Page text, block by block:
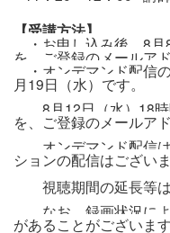
【受講方法】
・お申し込み後、8月
を、ご登録のメールア
・オンデマンド配信
月19日（水）です。
8月12日（水）18時
を、ご登録のメールア
オンデマンド配信は
ションの配信はございま
視聴期間の延長等は
なお、録画状況に
があることがございま